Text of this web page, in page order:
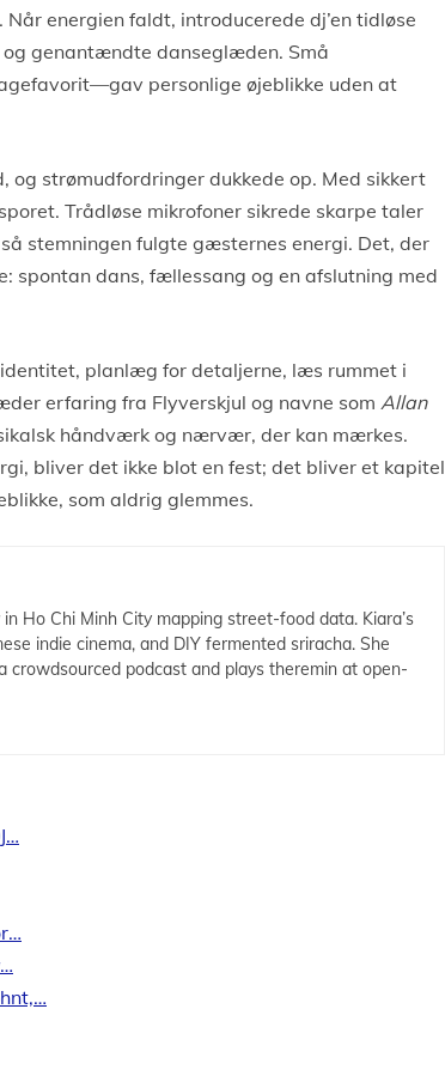
energien faldt, introducerede dj’en tidløse
genantændte danseglæden. Små
personlige øjeblikke uden at
og strømudfordringer dukkede op. Med sikkert
Trådløse mikrofoner sikrede skarpe taler
stemningen fulgte gæsternes energi. Det, der
spontan dans, fællessang og en afslutning med
planlæg for detaljerne, læs rummet i
erfaring fra Flyverskjul og navne som Allan
håndværk og nærvær, der kan mærkes.
bliver det ikke blot en fest; det bliver et kapitel
som aldrig glemmes.
Ho Chi Minh City mapping street-food data. Kiara’s
indie cinema, and DIY fermented sriracha. She
crowdsourced podcast and plays theremin at open-